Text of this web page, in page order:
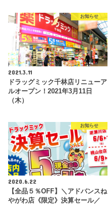
お知らせ
2021.3.11
ドラッグミック千林店リニューア
ルオープン！2021年3月11日
（木）
お知らせ
2020.6.22
【全品５％OFF】＼アドバンスね
やがわ店《限定》決算セール／